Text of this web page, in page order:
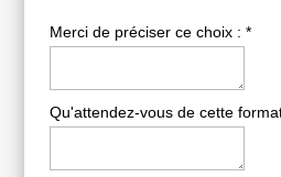
Merci de préciser ce choix : *
Qu'attendez-vous de cette